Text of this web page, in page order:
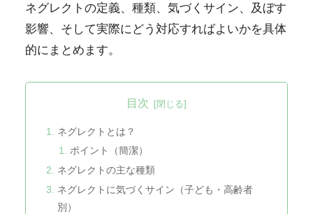
ネグレクトの定義、種類、気づくサイン、及ぼす
影響、そして実際にどう対応すればよいかを具体
的にまとめます。
目次
ネグレクトとは？
ポイント（簡潔）
ネグレクトの主な種類
ネグレクトに気づくサイン（子ども・高齢者
別）